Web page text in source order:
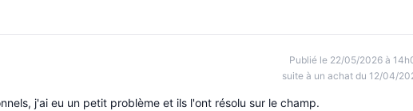
Publié le 22/05/2026 à
suite à un achat du 12/04/
j'ai eu un petit problème et ils l'ont résolu sur le champ.